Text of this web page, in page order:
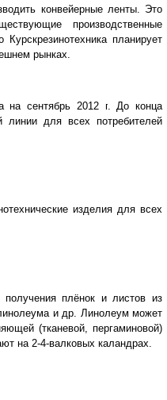
конвейерные ленты. Это
производственные
планирует
рынках.
на сентябрь 2012 г. До конца
линии для всех потребителей
изделия для всех
плёнок и листов из
и др. Линолеум может
(тканевой, пергаминовой)
на 2-4-валковых каландрах.